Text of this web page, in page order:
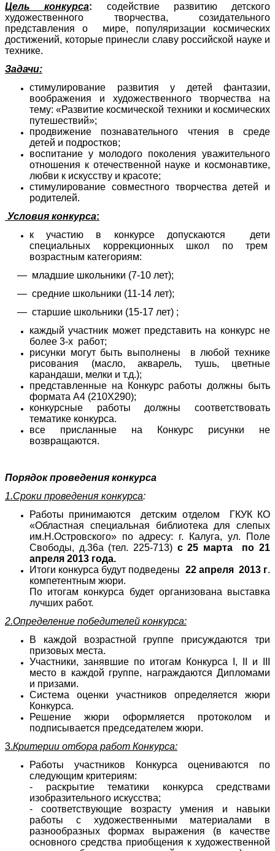
Цель
конкурса: содействие развитию детского
художественного творчества, созидательного
представления о мире, популяризации космических
достижений, которые принесли славу российской науке и
технике.
Задачи:
стимулирование развития у детей фантазии,
воображения и художественного творчества на
тему: «Развитие космической техники и космических
путешествий»;
продвижение познавательного чтения в среде
детей и подростков;
воспитание у молодого поколения уважительного
отношения к отечественной науке и космонавтике,
любви к искусству и красоте;
стимулирование совместного творчества детей и
родителей.
Условия конкурса:
к участию в конкурсе допускаются дети
специальных коррекционных школ по трем
возрастным категориям:
— младшие школьники (7-10 лет);
— средние школьники (11-14 лет);
— старшие школьники (15-17 лет) ;
каждый участник может представить на конкурс не
более 3-х работ;
рисунки могут быть выполнены в любой технике
рисования (масло, акварель, тушь, цветные
карандаши, мелки и т.д.);
представленные на Конкурс работы должны быть
формата А4 (210Х290);
конкурсные работы должны соответствовать
тематике конкурса.
все присланные на Конкурс рисунки не
возвращаются.
Порядок проведения конкурса
1.Сроки проведения конкурса:
Работы принимаются детским отделом ГКУК КО
«Областная специальная библиотека для слепых
им.Н.Островского» по адресу: г. Калуга, ул. Поле
Свободы, д.36а (тел. 225-713) с 25 марта по 21
апреля 2013 года.
Итоги конкурса будут подведены 22 апреля 2013 г.
компетентным жюри.
По итогам конкурса будет организована выставка
лучших работ.
2.Определение победителей конкурса:
В каждой возрастной группе присуждаются три
призовых места.
Участники, занявшие по итогам Конкурса I, II и III
место в каждой группе, награждаются Дипломами
и призами.
Система оценки участников определяется жюри
Конкурса.
Решение жюри оформляется протоколом и
подписывается председателем жюри.
3.Критерии отбора работ Конкурса:
Работы участников Конкурса оцениваются по
следующим критериям:
- раскрытие тематики конкурса средствами
изобразительного искусства;
- соответствующие возрасту умения и навыки
работы с художественными материалами в
разнообразных формах выражения (в качестве
основного средства приобщения к художественной